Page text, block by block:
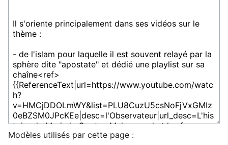
Modèles utilisés par cette page :